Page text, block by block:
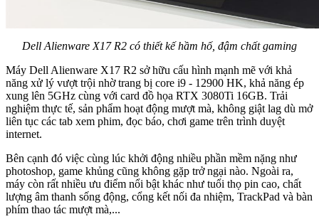
Dell Alienware X17 R2 có thiết kế hầm hố, đậm chất gaming
Máy Dell Alienware X17 R2 sở hữu cấu hình mạnh mẽ với khả
năng xử lý vượt trội nhờ trang bị core i9 - 12900 HK, khả năng ép
xung lên 5GHz cùng với card đồ họa RTX 3080Ti 16GB. Trải
nghiệm thực tế, sản phẩm hoạt động mượt mà, không giật lag dù mở
liên tục các tab xem phim, đọc báo, chơi game trên trình duyệt
internet.
Bên cạnh đó việc cùng lúc khởi động nhiều phần mềm nặng như
photoshop, game khủng cũng không gặp trở ngại nào. Ngoài ra,
máy còn rất nhiều ưu điểm nổi bật khác như tuổi thọ pin cao, chất
lượng âm thanh sống động, cổng kết nối đa nhiệm, TrackPad và bàn
phím thao tác mượt mà,...